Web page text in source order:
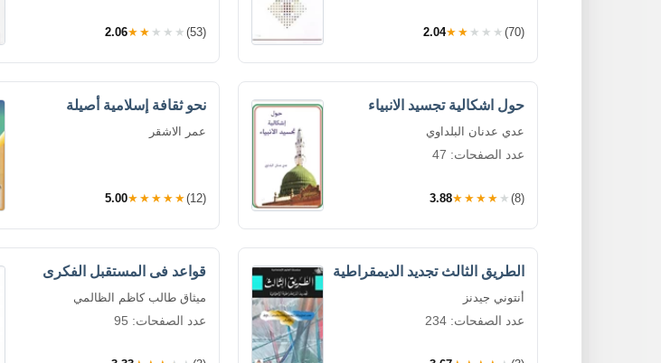
2.04★★★★★ (70)
2.06★★★★★ (53)
حول اشكالية تجسيد الانبياء
عدي عدنان البلداوي
عدد الصفحات: 47
3.88★★★★★ (8)
نحو ثقافة إسلامية أصيلة
عمر الاشقر
5.00★★★★★(12)
الطريق الثالث تجديد الديمقراطية
أنتوني جيدنز
عدد الصفحات: 234
قواعد فى المستقبل الفكرى
ميثاق طالب كاظم الظالمي
عدد الصفحات: 95